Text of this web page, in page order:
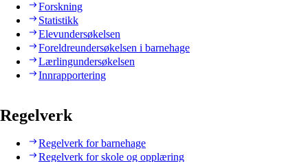
Forskning
Statistikk
Elevundersøkelsen
Foreldreundersøkelsen i barnehage
Lærlingundersøkelsen
Innrapportering
Regelverk
Regelverk for barnehage
Regelverk for skole og opplæring